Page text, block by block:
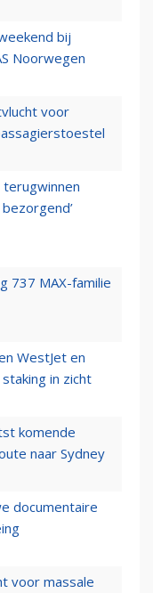
bij
Noorwegen
voor
terugwinnen
737 MAX-familie
WestJet en
in zicht
komende
naar Sydney
documentaire
voor massale